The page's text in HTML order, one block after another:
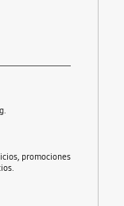
promociones